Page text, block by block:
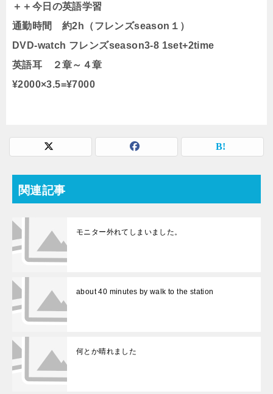
＋＋今日の英語学習
通勤時間 約2h（フレンズseason１）
DVD-watch フレンズseason3-8 1set+2time
英語耳 ２章～４章
¥2000×3.5=¥7000
関連記事
モニター外れてしまいました。
about 40 minutes by walk to the station
何とか晴れました